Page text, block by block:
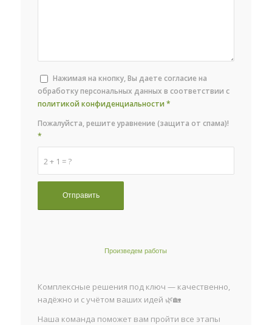
Нажимая на кнопку, Вы даете согласие на
обработку персональных данных в соответствии с
политикой конфиденциальности *
2 + 1 = ?
Пожалуйста, решите уравнение (защита от спама)!
*
Произведем работы
Комплексные решения под ключ — качественно,
надёжно и с учётом ваших идей 🌿🏡
Наша команда поможет вам пройти все этапы